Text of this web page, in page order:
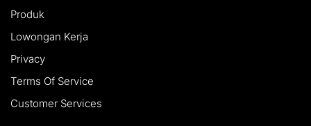
Produk
Lowongan Kerja
Privacy
Terms Of Service
Customer Services